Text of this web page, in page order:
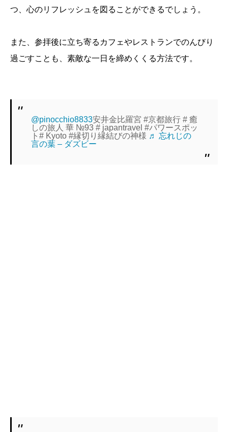
つ、心のリフレッシュを図ることができるでしょう。
また、参拝後に立ち寄るカフェやレストランでのんびり
過ごすことも、素敵な一日を締めくくる方法です。
@pinocchio8833安井金比羅宮 #京都旅行 # 癒
しの旅人 華 №93 # japantravel #パワースポッ
ト# Kyoto #縁切り縁結びの神様 ♬ 忘れじの
言の葉 – ダズビー